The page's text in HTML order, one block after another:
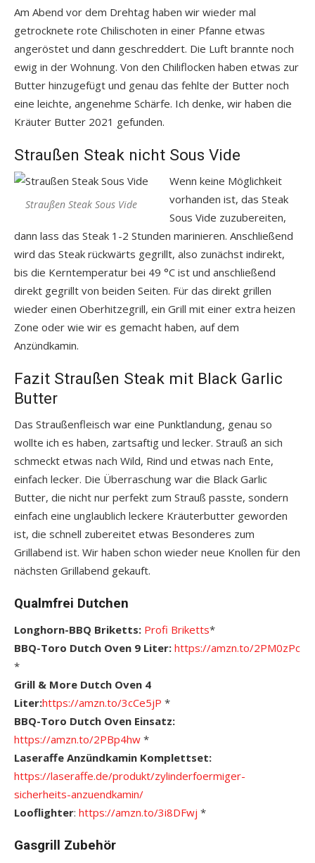
Am Abend vor dem Drehtag haben wir wieder mal
getrocknete rote Chilischoten in einer Pfanne etwas
angeröstet und dann geschreddert. Die Luft brannte noch
ewig in der Wohnung. Von den Chiliflocken haben etwas zur
Butter hinzugefügt und genau das fehlte der Butter noch
eine leichte, angenehme Schärfe. Ich denke, wir haben die
Kräuter Butter 2021 gefunden.
Straußen Steak nicht Sous Vide
Straußen Steak Sous Vide
Wenn keine Möglichkeit
vorhanden ist, das Steak
Sous Vide zuzubereiten,
dann lass das Steak 1-2 Stunden marinieren. Anschließend
wird das Steak rückwärts gegrillt, also zunächst indirekt,
bis die Kerntemperatur bei 49 °C ist und anschließend
direkt gegrillt von beiden Seiten. Für das direkt grillen
wieder einen Oberhitzegrill, ein Grill mit einer extra heizen
Zone oder wie wir es gemacht haben, auf dem
Anzündkamin.
Fazit Straußen Steak mit Black Garlic
Butter
Das Straußenfleisch war eine Punktlandung, genau so
wollte ich es haben, zartsaftig und lecker. Strauß an sich
schmeckt etwas nach Wild, Rind und etwas nach Ente,
einfach lecker. Die Überraschung war die Black Garlic
Butter, die nicht nur perfekt zum Strauß passte, sondern
einfach eine unglaublich leckere Kräuterbutter geworden
ist, die schnell zubereitet etwas Besonderes zum
Grillabend ist. Wir haben schon wieder neue Knollen für den
nächsten Grillabend gekauft.
Qualmfrei Dutchen
Longhorn-BBQ Briketts: Profi Briketts*
BBQ-Toro Dutch Oven 9 Liter: https://amzn.to/2PM0zPc
*
Grill & More Dutch Oven 4
Liter:https://amzn.to/3cCe5jP *
BBQ-Toro Dutch Oven Einsatz:
https://amzn.to/2PBp4hw *
Laseraffe Anzündkamin Komplettset:
https://laseraffe.de/produkt/zylinderfoermiger-
sicherheits-anzuendkamin/
Looflighter: https://amzn.to/3i8DFwj *
Gasgrill Zubehör